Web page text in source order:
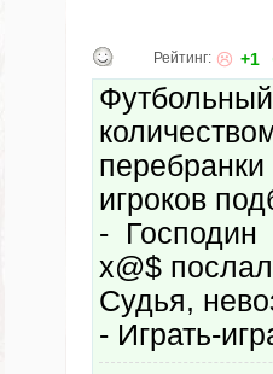
Рейтинг: +1
игроков
-
х@$
Судья,
- Играть-